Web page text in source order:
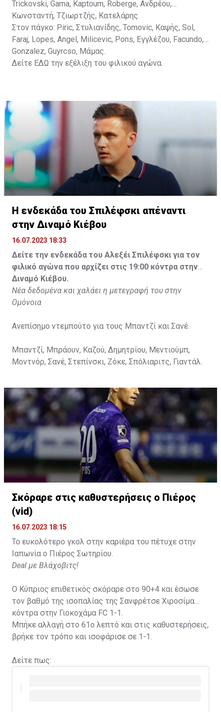
Trickovski, Gama, Κaptoum, Roberge, Aνδρέου,
Κωνσταντή, Τζιωρτζής, Κατελάρης.
Στον πάγκο: Piric, Στυλιανίδης, Tomovic, Καψής, Sol,
Faraj, Lopes, Angel, Milicevic, Pons, Εγγλέζου, Facundo,
Gonzalez, Guyrcso, Μάμας.
Δείτε ΕΔΩ την εξέλιξη του φιλικού αγώνα.
Η ενδεκάδα του Σπιλέφσκι απέναντι
στην Διναμό Κιέβου
16.07.2023 18:33
Δείτε την ενδεκάδα του Αλεξέι Σπιλέφσκι για τον
φιλικό αγώνα που αρχίζει στις 19:00 κόντρα στην
Διναμό Κιέβου.
Νέα δεδομένα και χαλάει η μετεγραφή του στην
Ομόνοια
Ανεπίσημο ντεμπούτο για τους Μπαντζί και Σανέ.
Μπαντζί, Μπράουν, Καζού, Δημητρίου, Μεντιούμπ,
Μοντνόρ, Σανέ, Στεπίνσκι, Ζόκε, Σπόλιαριτς, Γιαντάλ.
Σκόραρε στις καθυστερήσεις ο Πιέρος
(vid)
16.07.2023 18:15
Το ευκολότερο γκολ στην καριέρα του πέτυχε στην
Ιαπωνία ο Πιέρος Σωτηρίου.
Deal με Βλάχοβιτς!
Ο Κύπριος επιθετικός σκόραρε στο 90+4 και έσωσε
τον βαθμό της ισοπαλίας της Σανφρέτσε Χιροσίμα
κόντρα στην Γιοκοχάμα FC 1-1.
Μπήκε αλλαγή στο 61ο λεπτό και στις καθυστερήσεις,
βρήκε τον τρόπο και ισοφάρισε σε 1-1.
Δείτε πως: